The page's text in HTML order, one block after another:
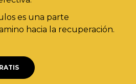
es una parte
hacia la recuperación.